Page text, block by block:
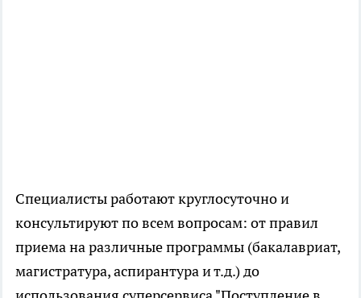
Специалисты работают круглосуточно и
консультируют по всем вопросам: от правил
приема на различные программы (бакалавриат,
магистратура, аспирантура и т.д.) до